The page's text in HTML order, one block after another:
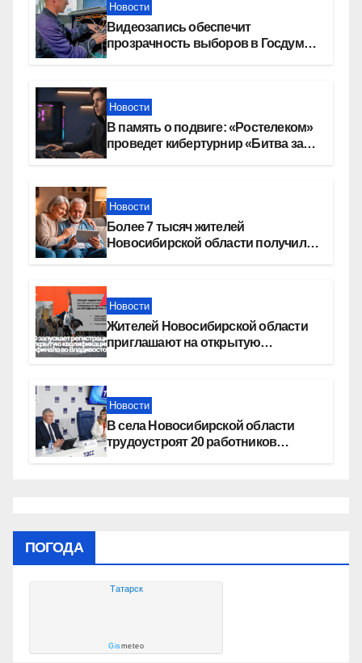
Новости
Видеозапись обеспечит
прозрачность выборов в Госдуму
Новости
В память о подвиге: «Ростелеком»
проведет кибертурнир «Битва за
Новости
Более 7 тысяч жителей
Новосибирской области получили
Новости
Жителей Новосибирской области
приглашают на открытую
Новости
В села Новосибирской области
трудоустроят 20 работников
ПОГОДА
Татарск
Gismeteo